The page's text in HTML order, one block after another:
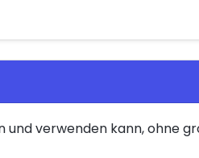
verwenden kann, ohne